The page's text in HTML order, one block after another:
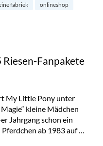
fabriek
onlineshop
Fanpakete
My Little Pony unter
kleine Mädchen
Jahrgang schon ein
Pferdchen ab 1983 auf …
Fanpakete von